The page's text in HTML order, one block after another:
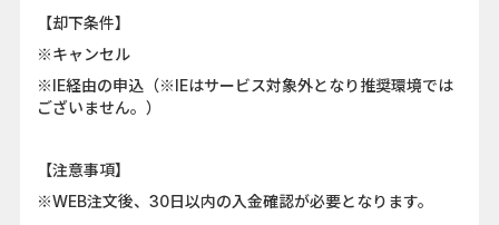
【却下条件】
※キャンセル
※IE経由の申込（※IEはサービス対象外となり推奨環境では
ございません。）
【注意事項】
※WEB注文後、30日以内の入金確認が必要となります。